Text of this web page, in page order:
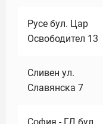
Русе бул. Цар
Освободител 13
Сливен ул.
Славянска 7